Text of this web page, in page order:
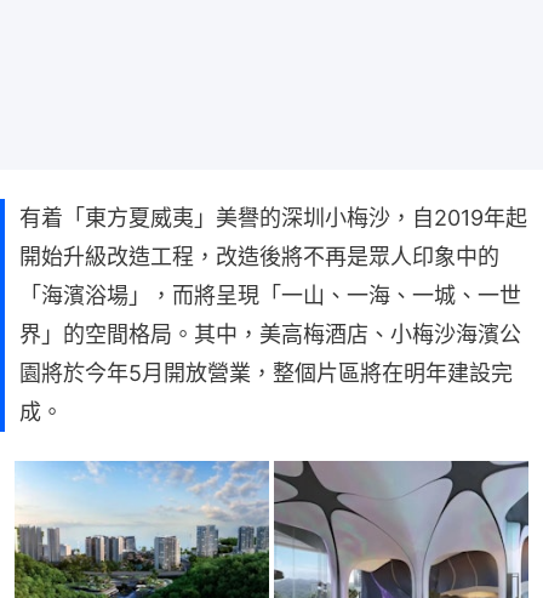
有着「東方夏威夷」美譽的深圳小梅沙，自2019年起
開始升級改造工程，改造後將不再是眾人印象中的
「海濱浴場」，而將呈現「一山、一海、一城、一世
界」的空間格局。其中，美高梅酒店、小梅沙海濱公
園將於今年5月開放營業，整個片區將在明年建設完
成。